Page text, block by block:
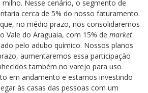
Nesse cenário, o segmento de
cerca de 5% do nosso faturamento.
no médio prazo, nos consolidaremos
Vale do Araguaia, com 15% de market
pelo adubo químico. Nossos planos
aumentaremos essa participação
também no varejo para uso
em andamento e estamos investindo
às casas das pessoas com um